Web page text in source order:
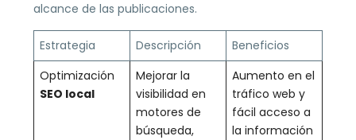
alcance de las publicaciones.
Estrategia Descripción
Beneficios
Optimización
SEO local
Mejorar la
visibilidad en
motores de
búsqueda,
Aumento en el
tráfico web y
fácil acceso a
la información